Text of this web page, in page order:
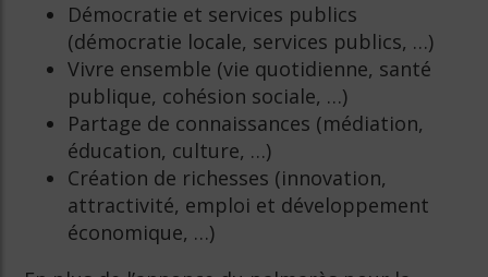
Démocratie et services publics
(démocratie locale, services publics, …)
Vivre ensemble (vie quotidienne, santé
publique, cohésion sociale, …)
Partage de connaissances (médiation,
éducation, culture, …)
Création de richesses (innovation,
attractivité, emploi et développement
économique, …)